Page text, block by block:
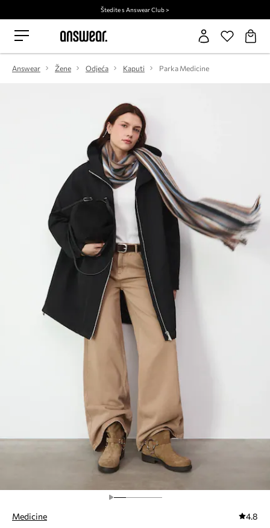
Štedite s Answear Club >
Answear Žene Odjeća Kaputi Parka Medicine
Medicine 4.8